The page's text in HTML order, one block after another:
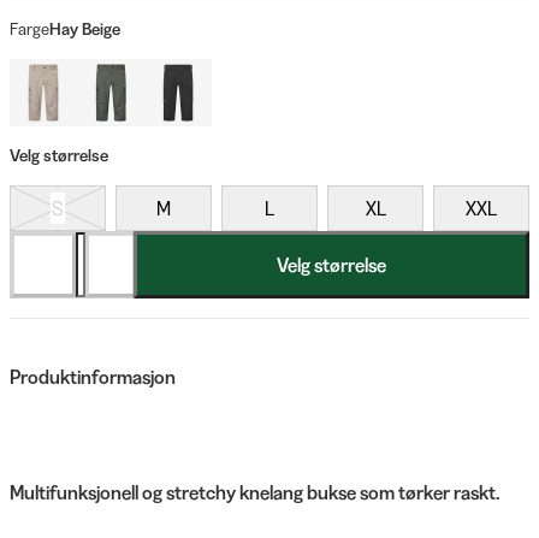
FargeHay Beige
Velg størrelse
S M L XL XXL
Velg størrelse
Produktinformasjon
Multifunksjonell og stretchy knelang bukse som tørker raskt.